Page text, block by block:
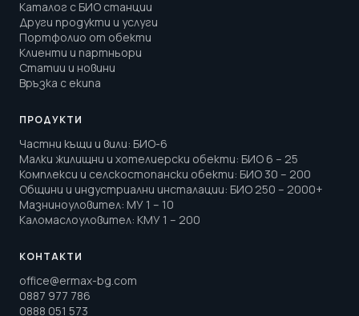
Каталог с БИО станции
Други продукти и услуги
Портфолио от обекти
Клиенти и партньори
Статии и новини
Връзка с екипа
ПРОДУКТИ
Частни къщи и вили: БИО-6
Малки жилищни и хотелиерски обекти: БИО 6 – 25
Комплекси и селскостопански обекти: БИО 30 – 200
Общини и индустриални инсталации: БИО 250 – 2000+
Мазниноуловител: МУ 1 – 10
Каломаслоуловител: КМУ 1 – 200
КОНТАКТИ
office@ermax-bg.com
0887 977 786
0888 051 573